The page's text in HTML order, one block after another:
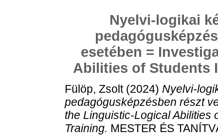
Nyelvi-logikai
esetében =
Abilities of Students
Fülöp, Zsolt(2024) Nyelvi-
pedagógusképzésben részt
the Linguistic-Logical Abilities
Training. MESTER ÉS